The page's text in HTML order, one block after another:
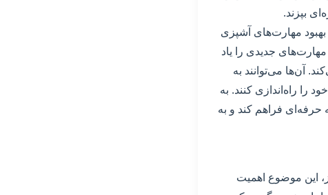
بپزند.
بهبود مهارت‌های آشپزی
مهارت‌های جدیدی را یاد
آن‌ها می‌توانند به
را راه‌اندازی کنند. به
حرفه‌ای فراهم کند و به
این موضوع اهمیت